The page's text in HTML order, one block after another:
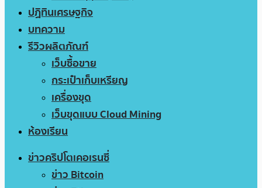
ปฏิทินเศรษฐกิจ
บทความ
รีวิวผลิตภัณฑ์
เว็บซื้อขาย
กระเป๋าเก็บเหรียญ
เครื่องขุด
เว็บขุดแบบ Cloud Mining
ห้องเรียน
ข่าวคริปโตเคอเรนซี่
ข่าว Bitcoin